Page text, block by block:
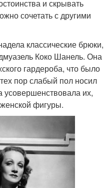
и скрывать
сочетать с другими
классические брюки,
Коко Шанель. Она
гардероба, что было
пор слабый пол носил
усовершенствовала их,
фигуры.